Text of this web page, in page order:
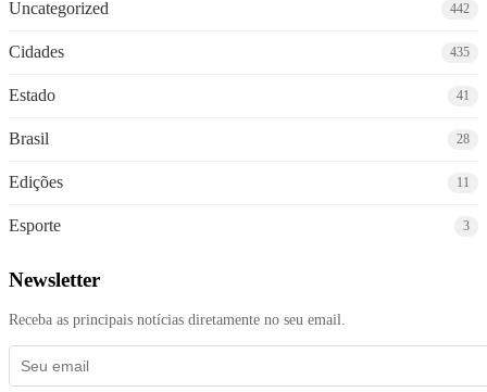
Uncategorized 442
Cidades 435
Estado 41
Brasil 28
Edições 11
Esporte 3
Newsletter
Receba as principais notícias diretamente no seu email.